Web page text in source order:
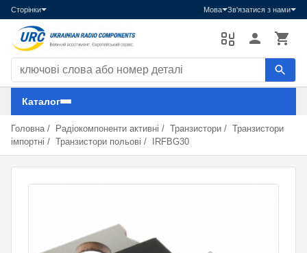
Сторінки Мова Зв'язатися з нами
Пошук компонентів
Каталог
Головна / Радіокомпоненти активні / Транзистори / Транзистори
імпортні / Транзистори польові / IRFBG30